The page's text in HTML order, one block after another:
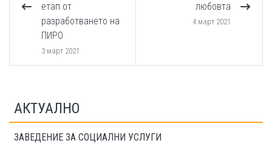
етап от
разработването на
ПИРО
3 март 2021
любовта
4 март 2021
АКТУАЛНО
ЗАВЕДЕНИЕ ЗА СОЦИАЛНИ УСЛУГИ